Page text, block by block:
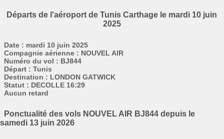
Départs de l'aéroport de Tunis Carthage le mardi 10 juin
2025
Date : mardi 10 juin 2025
Compagnie aérienne : NOUVEL AIR
Numéro du vol : BJ844
Départ : Tunis
Destination : LONDON GATWICK
Statut : DECOLLE 16:29
Aucun retard
Ponctualité des vols NOUVEL AIR BJ844 depuis le
samedi 13 juin 2026